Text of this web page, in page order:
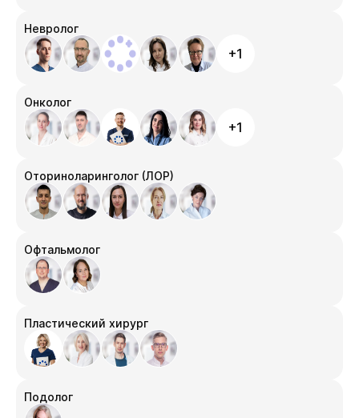
Невролог
+1
Онколог
+1
Оториноларинголог (ЛОР)
Офтальмолог
Пластический хирург
Подолог